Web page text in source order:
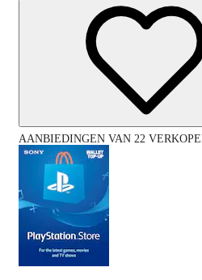
AANBIEDINGEN VAN 22